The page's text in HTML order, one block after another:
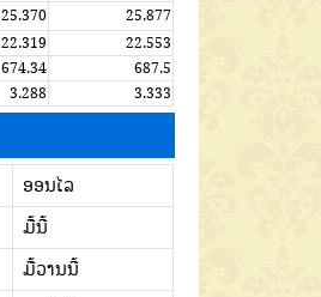
25.370
25.877
22.319
22.553
674.34
687.5
3.288 3.333
ອອນໄລ
ມື້ນີ້
ມື້ວານນີ້